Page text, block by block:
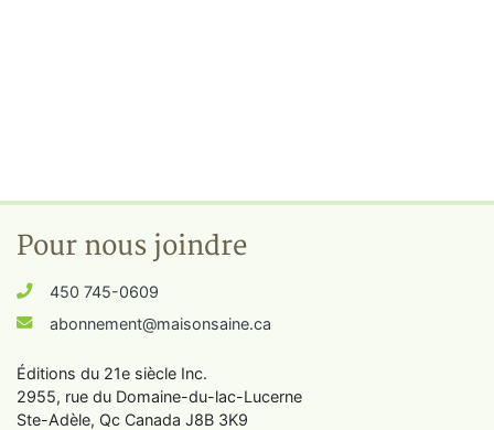
Pour nous joindre
450 745-0609
abonnement@maisonsaine.ca
Éditions du 21e siècle Inc.
2955, rue du Domaine-du-lac-Lucerne
Ste-Adèle, Qc Canada J8B 3K9